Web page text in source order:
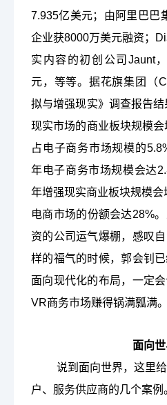
7.935亿美元； 由阿里巴巴
企业获8000万美元融资；
实内容的初创公司Jaunt
元，等等。 据花旗集团（
拟与增强现实》调查报告
现实市场的商业板块规模
占电子商务市场规模的
年电子商务市场规模会达
年增强现实商业板块规模
电商市场的份额会达28%。
资的公司运气爆棚，感叹
样的福气的时候，郭会钊
面向现代化的布局，一定
VR商务市场赚得锅满瓢满。
面向
说到面向世界，这里
户、服务供应商的几个案例